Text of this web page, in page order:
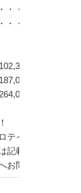
・・290,400円（
・・435,600円（
円（税込）
円（税込）
円（税込）
テイン付き
記載の金額より安
お問い合わせくだ